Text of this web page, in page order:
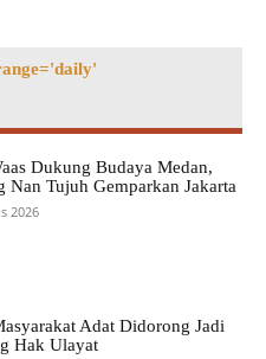
Dukung Budaya Medan,
Nan Tujuh Gemparkan Jakarta
2026
Adat Didorong Jadi
Hak Ulayat